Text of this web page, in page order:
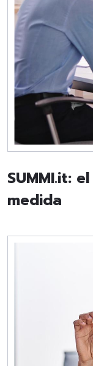
SUMMI.it:
medida